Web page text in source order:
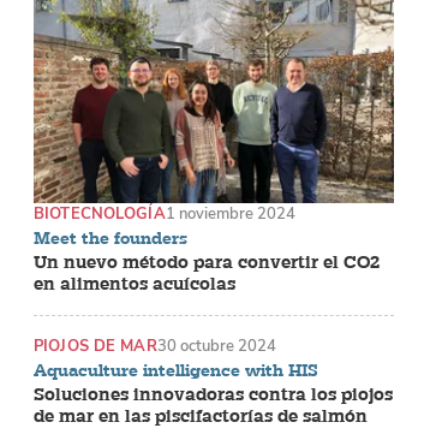
Meet the founders
Un nuevo método para convertir el CO2
en alimentos acuícolas
BIOTECNOLOGÍA1 noviembre 2024
Aquaculture intelligence with HIS
Soluciones innovadoras contra los piojos
de mar en las piscifactorías de salmón
PIOJOS DE MAR30 octubre 2024